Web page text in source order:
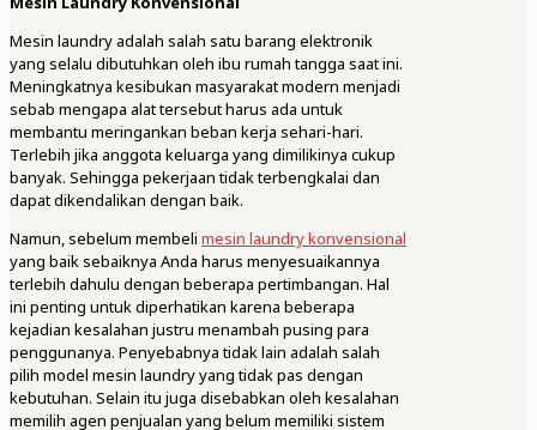
Mesin laundry adalah salah satu barang elektronik
yang selalu dibutuhkan oleh ibu rumah tangga saat ini.
Meningkatnya kesibukan masyarakat modern menjadi
sebab mengapa alat tersebut harus ada untuk
membantu meringankan beban kerja sehari-hari.
Terlebih jika anggota keluarga yang dimilikinya cukup
banyak. Sehingga pekerjaan tidak terbengkalai dan
dapat dikendalikan dengan baik.
Namun, sebelum membeli mesin laundry konvensional
yang baik sebaiknya Anda harus menyesuaikannya
terlebih dahulu dengan beberapa pertimbangan. Hal
ini penting untuk diperhatikan karena beberapa
kejadian kesalahan justru menambah pusing para
penggunanya. Penyebabnya tidak lain adalah salah
pilih model mesin laundry yang tidak pas dengan
kebutuhan. Selain itu juga disebabkan oleh kesalahan
memilih agen penjualan yang belum memiliki sistem